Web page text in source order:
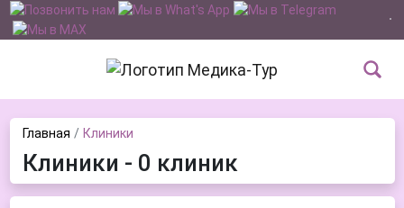
Главная Клиники
Клиники - 0 клиник